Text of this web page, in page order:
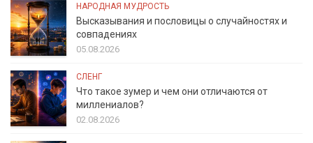
НАРОДНАЯ МУДРОСТЬ
Высказывания и пословицы о случайностях и
совпадениях
05.08.2026
СЛЕНГ
Что такое зумер и чем они отличаются от
миллениалов?
02.08.2026